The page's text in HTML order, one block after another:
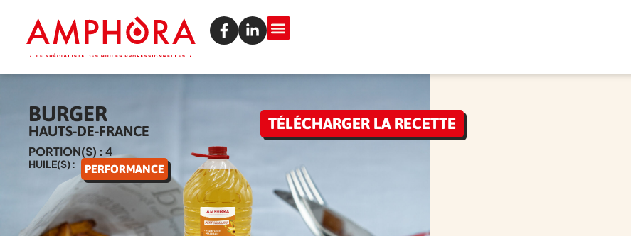
BURGER
HAUTS-DE-FRANCE
PORTION(S) : 4
HUILE(S) : PERFORMANCE
TÉLÉCHARGER LA RECETTE